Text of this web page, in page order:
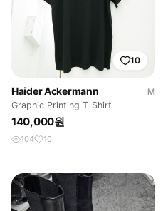
10
Haider Ackermann
M
Graphic Printing T-Shirt
140,000원
104 10